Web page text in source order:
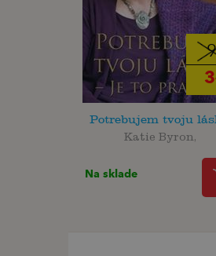
9
3
Potrebujem tvoju
Katie Byron,
Na sklade